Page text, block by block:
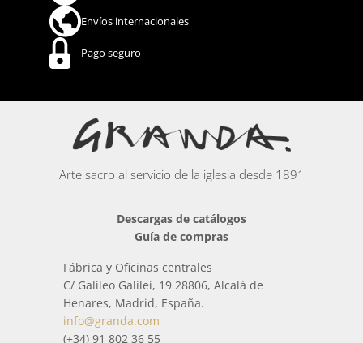
Envíos internacionales
Pago seguro
Arte sacro al servicio de la iglesia desde 1891
Descargas de catálogos
Guía de compras
Fábrica y Oficinas centrales
C/ Galileo Galilei, 19 28806, Alcalá de
Henares, Madrid, España.
info@granda.com
(+34) 91 802 36 55